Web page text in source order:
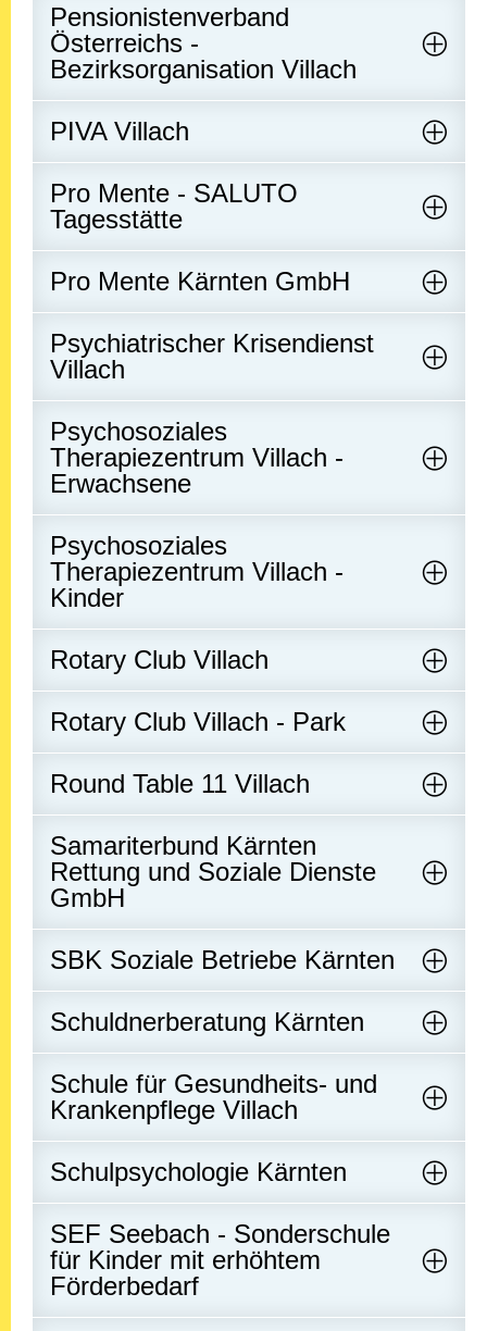
Pensionistenverband
Österreichs -
Bezirksorganisation Villach
PIVA Villach
Pro Mente - SALUTO
Tagesstätte
Pro Mente Kärnten GmbH
Psychiatrischer Krisendienst
Villach
Psychosoziales
Therapiezentrum Villach -
Erwachsene
Psychosoziales
Therapiezentrum Villach -
Kinder
Rotary Club Villach
Rotary Club Villach - Park
Round Table 11 Villach
Samariterbund Kärnten
Rettung und Soziale Dienste
GmbH
SBK Soziale Betriebe Kärnten
Schuldnerberatung Kärnten
Schule für Gesundheits- und
Krankenpflege Villach
Schulpsychologie Kärnten
SEF Seebach - Sonderschule
für Kinder mit erhöhtem
Förderbedarf